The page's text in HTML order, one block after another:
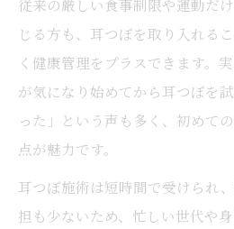
耳つぼ活用のコツと失
無理なく続ける耳つぼ体型
耳つぼ体型ケアを継続
耳つぼ施術の予約や通
耳つぼジュエリーを日
耳つぼケアと生活習慣
従来の厳しい食事制限や運動だ
じる方も、耳つぼを取り入れる
く健康管理をプラスできます。
が気になり始めてから耳つぼを
った」という声も多く、初めて
点が魅力です。
耳つぼ施術は短時間で受けられ
担も少ないため、忙しい世代や